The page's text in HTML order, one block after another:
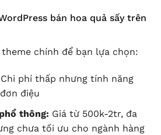
bán hoa quả sấy trên
chính để bạn lựa chọn:
Chi phí thấp nhưng tính năng
điệu
thông: Giá từ 500k-2tr, đa
chưa tối ưu cho ngành hàng